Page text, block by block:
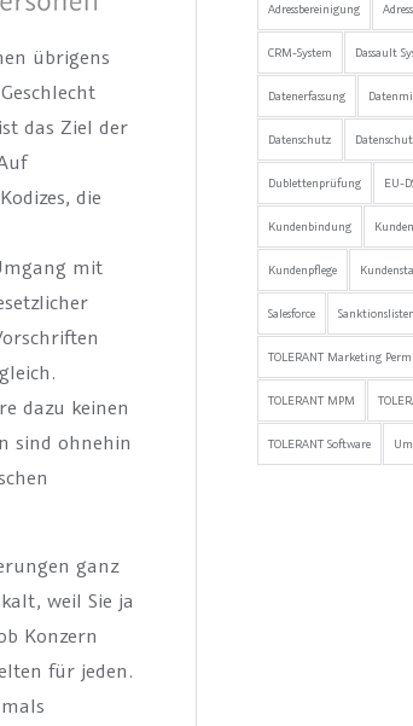
übrigens
das Ziel der
die
mit
dazu keinen
sind ohnehin
ganz
weil Sie ja
Konzern
für jeden.
Adressbereinigung
CRM-System Dassault
Datenerfassung
Datenschutz
Dublettenprüfung EU-
Kundenbindung
Kundenpflege
Salesforce Sanktionslisten
TOLERANT Marketing
TOLERANT MPM
TOLERANT Software